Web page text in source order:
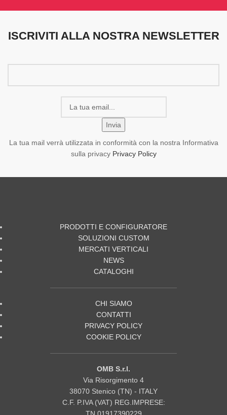
ISCRIVITI ALLA NOSTRA NEWSLETTER
La tua mail verrà utilizzata in conformità con la nostra Informativa
sulla privacy Privacy Policy
PRODOTTI E CONFIGURATORE
SOLUZIONI CUSTOM
MERCATI VERTICALI
NEWS
CATALOGHI
CHI SIAMO
CONTATTI
PRIVACY POLICY
COOKIE POLICY
OMB S.r.l.
Via Risorgimento 4
38070 Stenico (TN) - ITALY
C.F. P.IVA (VAT) REG.IMPRESE: